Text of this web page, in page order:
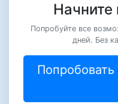
Начните
Попробуйте все
дней. Без